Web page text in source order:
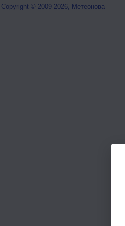
Copyright © 2009-2026, Метеонова